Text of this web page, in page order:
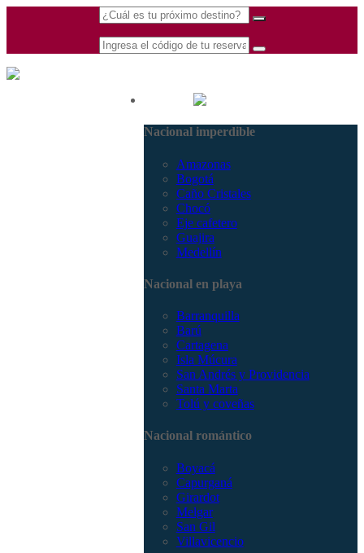
Nacional imperdible
Amazonas
Bogotá
Caño Cristales
Chocó
Eje cafetero
Guajira
Medellín
Nacional en playa
Barranquilla
Barú
Cartagena
Isla Múcura
San Andrés y Providencia
Santa Marta
Tolú y coveñas
Nacional romántico
Boyacá
Capurganá
Girardot
Melgar
San Gil
Villavicencio